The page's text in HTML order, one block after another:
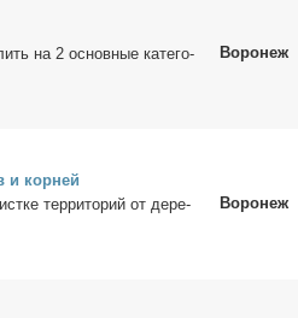
на 2 ос­нов­ные ка­те­го­
Воронеж
и кор­ней
тер­ри­то­рий от де­ре­
Воронеж